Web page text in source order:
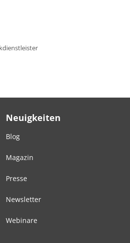
Neuigkeiten
Blog
Magazin
Presse
Newsletter
Webinare